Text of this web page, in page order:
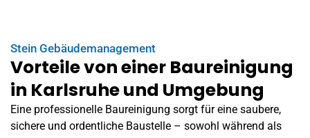
Stein Gebäudemanagement
Vorteile von einer Baureinigung
in Karlsruhe und Umgebung
Eine professionelle Baureinigung sorgt für eine saubere,
sichere und ordentliche Baustelle – sowohl während als